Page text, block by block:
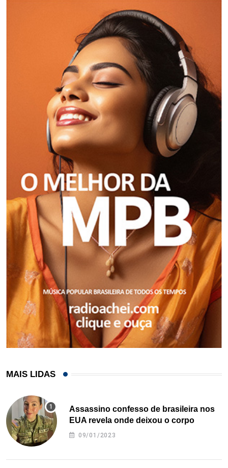
MAIS LIDAS
Assassino confesso de brasileira nos
EUA revela onde deixou o corpo
09/01/2023